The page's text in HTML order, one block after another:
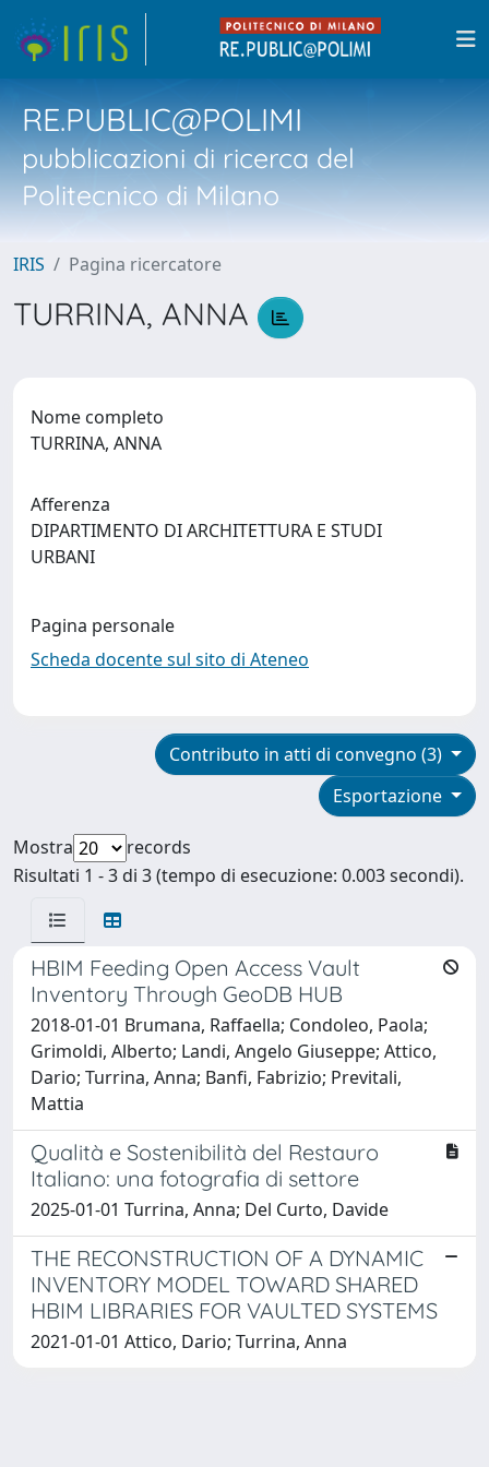
RE.PUBLIC@POLIMI
pubblicazioni di ricerca del
Politecnico di Milano
IRIS Pagina ricercatore
TURRINA, ANNA
Nome completo
TURRINA, ANNA
Afferenza
DIPARTIMENTO DI ARCHITETTURA E STUDI
URBANI
Pagina personale
Scheda docente sul sito di Ateneo
Contributo in atti di convegno (3)
Esportazione
Mostra
records
Risultati 1 - 3 di 3 (tempo di esecuzione: 0.003 secondi).
HBIM Feeding Open Access Vault
Inventory Through GeoDB HUB
2018-01-01 Brumana, Raffaella; Condoleo, Paola;
Grimoldi, Alberto; Landi, Angelo Giuseppe; Attico,
Dario; Turrina, Anna; Banfi, Fabrizio; Previtali,
Mattia
Qualità e Sostenibilità del Restauro
Italiano: una fotografia di settore
2025-01-01 Turrina, Anna; Del Curto, Davide
THE RECONSTRUCTION OF A DYNAMIC
INVENTORY MODEL TOWARD SHARED
HBIM LIBRARIES FOR VAULTED SYSTEMS
2021-01-01 Attico, Dario; Turrina, Anna